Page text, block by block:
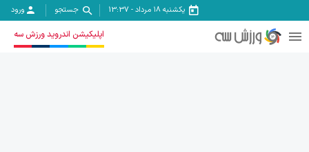
یکشنبه ۱۸ مرداد -
13:37 جستجو ورود
اپلیکیشن اندروید ورزش سه